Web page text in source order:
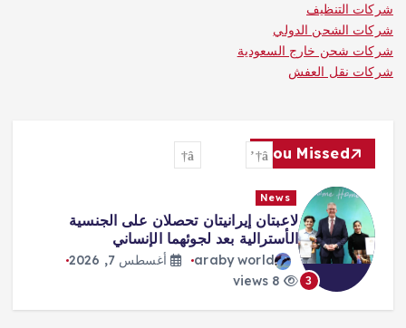
شركات التنظيف
شركات الشحن الدولي
شركات شحن خارج السعودية
شركات نقل العفش
You Missed
4
News
طرابزون يكتب صفحة جديدة مع صلاح…
استقبال أسطوري وشغف لا يوصف
araby world
أغسطس 7, 2026